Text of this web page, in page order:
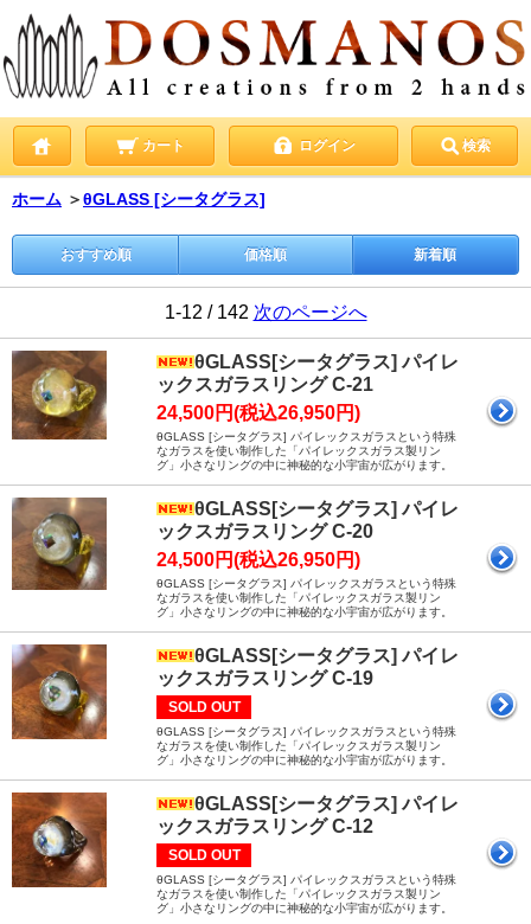
カート ログイン 検索
ホーム ＞θGLASS [シータグラス]
おすすめ順 価格順 新着順
1-12 / 142 次のページへ
θGLASS[シータグラス] パイレ
ックスガラスリング C-21
24,500円(税込26,950円)
θGLASS [シータグラス] パイレックスガラスという特殊
なガラスを使い制作した「パイレックスガラス製リン
グ」小さなリングの中に神秘的な小宇宙が広がります。
θGLASS[シータグラス] パイレ
ックスガラスリング C-20
24,500円(税込26,950円)
θGLASS [シータグラス] パイレックスガラスという特殊
なガラスを使い制作した「パイレックスガラス製リン
グ」小さなリングの中に神秘的な小宇宙が広がります。
θGLASS[シータグラス] パイレ
ックスガラスリング C-19
SOLD OUT
θGLASS [シータグラス] パイレックスガラスという特殊
なガラスを使い制作した「パイレックスガラス製リン
グ」小さなリングの中に神秘的な小宇宙が広がります。
θGLASS[シータグラス] パイレ
ックスガラスリング C-12
SOLD OUT
θGLASS [シータグラス] パイレックスガラスという特殊
なガラスを使い制作した「パイレックスガラス製リン
グ」小さなリングの中に神秘的な小宇宙が広がります。